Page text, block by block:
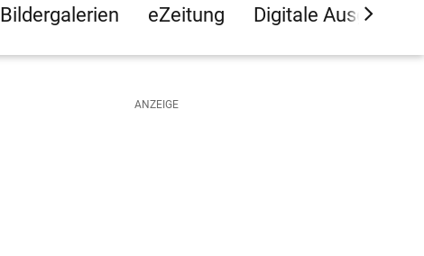
Bildergalerien eZeitung Digitale Ausgaben